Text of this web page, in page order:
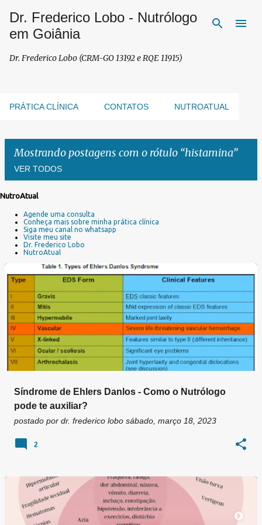
Pular para o conteúdo principal
Dr. Frederico Lobo - Nutrólogo
em Goiânia
Dr. Frederico Lobo (CRM-GO 13192 e RQE 11915)
PRÁTICA CLÍNICA CONTATOS NUTROATUAL
Mostrando postagens com o rótulo histamina
VER TODOS
g
NutroAtual
Agende uma consulta
Conheça mais sobre minha prática clínica
Siga meu canal no whatsapp
Visite meu site
Dr. Frederico Lobo
NutroAtual
Síndrome de Ehlers Danlos - Como o Nutrólogo
pode te auxiliar?
postado por dr. frederico lobo sábado, março 18, 2023
2